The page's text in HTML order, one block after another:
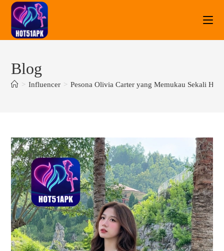
Blog
> Influencer > Pesona Olivia Carter yang Memukau Sekali